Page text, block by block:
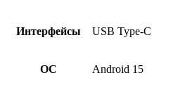
Интерфейсы USB Type-C
ОС Android 15